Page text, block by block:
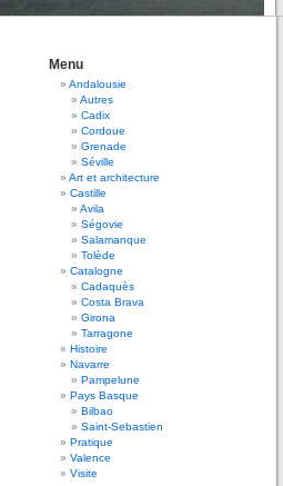
Menu
Andalousie
Autres
Cadix
Cordoue
Grenade
Séville
Art et architecture
Castille
Avila
Ségovie
Salamanque
Tolède
Catalogne
Cadaquès
Costa Brava
Girona
Tarragone
Histoire
Navarre
Pampelune
Pays Basque
Bilbao
Saint-Sebastien
Pratique
Valence
Visite